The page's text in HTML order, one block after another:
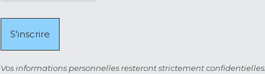
Vos informations personnelles resteront strictement confidentielles.